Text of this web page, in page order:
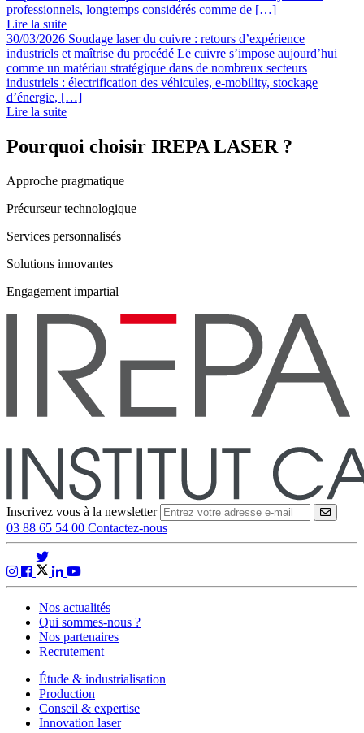
professionnels, longtemps considérés comme de […]
Lire la suite
30/03/2026 Soudage laser du cuivre : retours d’expérience
industriels et maîtrise du procédé Le cuivre s’impose aujourd’hui
comme un matériau stratégique dans de nombreux secteurs
industriels : électrification des véhicules, e-mobility, stockage
d’énergie, […]
Lire la suite
Pourquoi choisir IREPA LASER ?
Approche pragmatique
Précurseur technologique
Services personnalisés
Solutions innovantes
Engagement impartial
Inscrivez vous à la newsletter
03 88 65 54 00 Contactez-nous
Nos actualités
Qui sommes-nous ?
Nos partenaires
Recrutement
Étude & industrialisation
Production
Conseil & expertise
Innovation laser